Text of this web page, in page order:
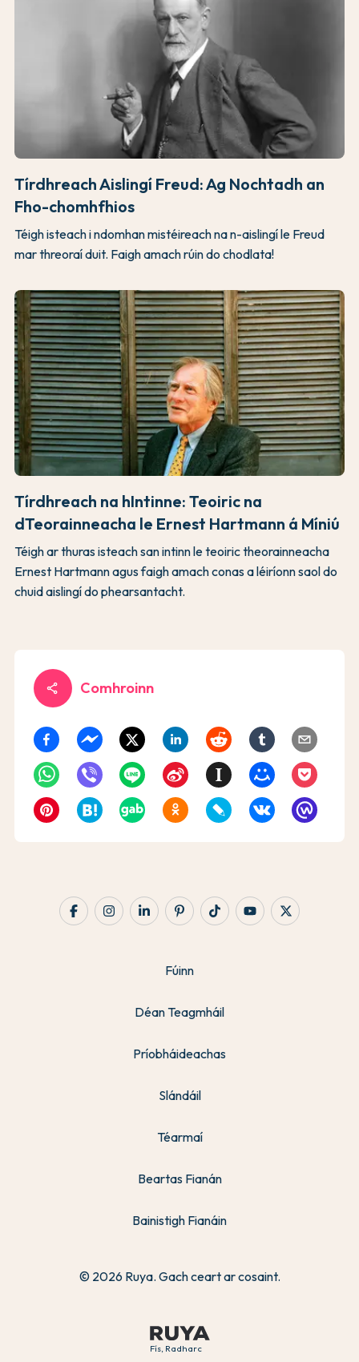
Tírdhreach Aislingí Freud: Ag Nochtadh an
Fho-chomhfhios
Téigh isteach i ndomhan mistéireach na n-aislingí le Freud
mar threoraí duit. Faigh amach rúin do chodlata!
Tírdhreach na hIntinne: Teoiric na
dTeorainneacha le Ernest Hartmann á Míniú
Téigh ar thuras isteach san intinn le teoiric theorainneacha
Ernest Hartmann agus faigh amach conas a léiríonn saol do
chuid aislingí do phearsantacht.
share Comhroinn
Fís, Radharc
Fúinn
Déan Teagmháil
Príobháideachas
Slándáil
Téarmaí
Beartas Fianán
Bainistigh Fianáin
© 2026 Ruya. Gach ceart ar cosaint.